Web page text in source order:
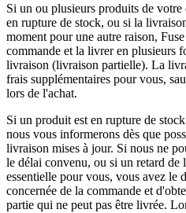
Si un ou plusieurs produits de
en rupture de stock, ou si la
moment pour une autre raison,
commande et la livrer en plusieurs
livraison (livraison partielle). La
frais supplémentaires pour vous,
lors de l'achat.
Si un produit est en rupture de
nous vous informerons dès que
livraison mises à jour. Si nous ne
le délai convenu, ou si un retard de
essentielle pour vous, vous avez le
concernée de la commande et
partie qui ne peut pas être livrée.